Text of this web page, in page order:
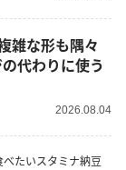
代わりに使う
2026.08.04
たいスタミナ納豆